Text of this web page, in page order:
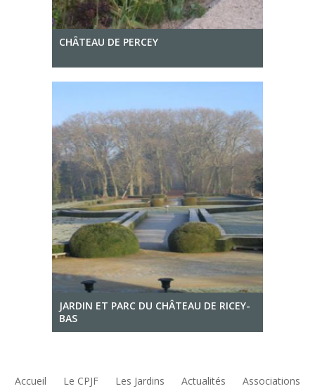
CHÂTEAU DE PERCEY
JARDIN ET PARC DU CHÂTEAU DE RICEY-
BAS
Accueil Le CPJF Les Jardins Actualités
Associations